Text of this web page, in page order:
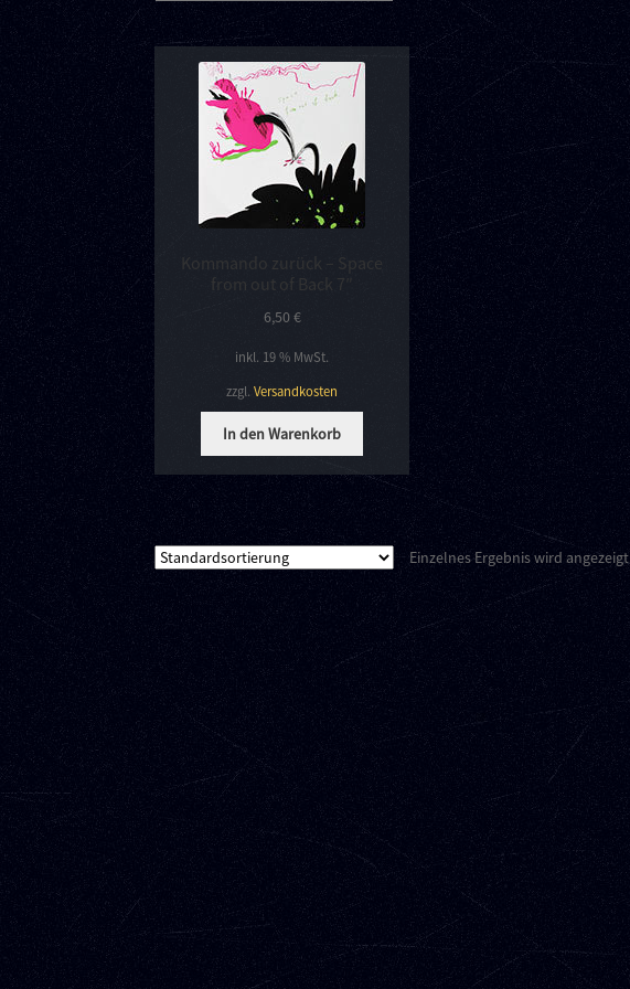
Kommando zurück – Space
from out of Back 7″
6,50€
inkl. 19 % MwSt.
zzgl.Versandkosten
In den Warenkorb
Einzelnes Ergebnis wird angezeigt